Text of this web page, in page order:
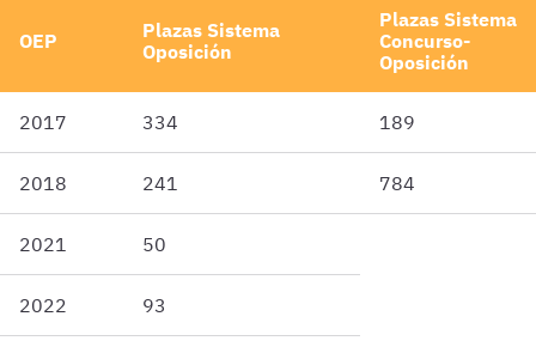
OEP
Plazas Sistema
Oposición
Plazas Sistema
Concurso-
Oposición
2017 334 189
2018 241 784
2021 50
2022 93